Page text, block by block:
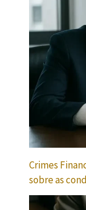
Crimes
sobre as